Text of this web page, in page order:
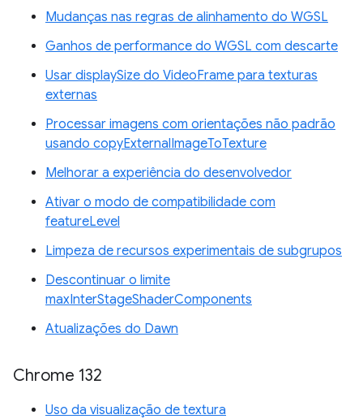
Mudanças nas regras de alinhamento do WGSL
Ganhos de performance do WGSL com descarte
Usar displaySize do VideoFrame para texturas
externas
Processar imagens com orientações não padrão
usando copyExternalImageToTexture
Melhorar a experiência do desenvolvedor
Ativar o modo de compatibilidade com
featureLevel
Limpeza de recursos experimentais de subgrupos
Descontinuar o limite
maxInterStageShaderComponents
Atualizações do Dawn
Chrome 132
Uso da visualização de textura